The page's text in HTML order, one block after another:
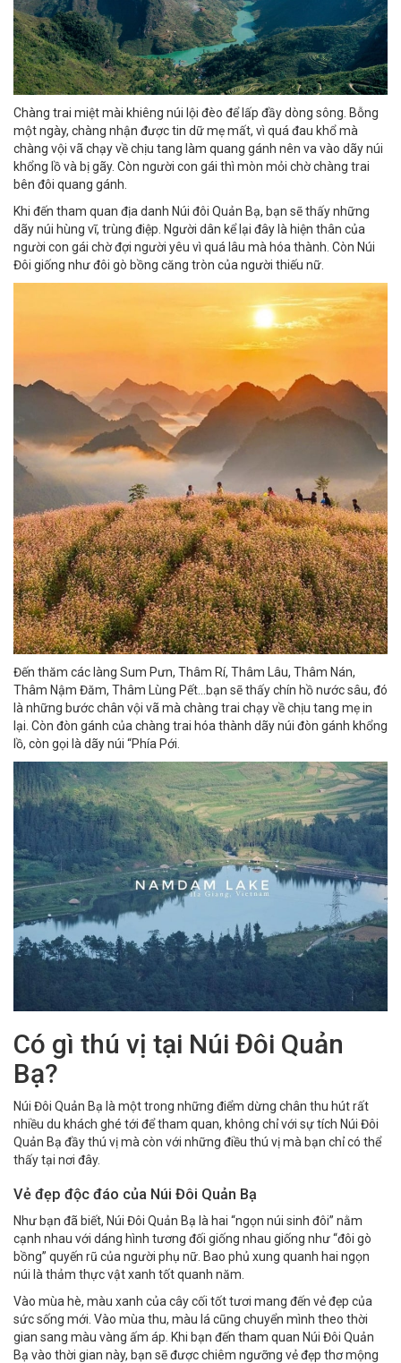
Chàng trai miệt mài khiêng núi lội đèo để lấp đầy dòng sông. Bỗng
một ngày, chàng nhận được tin dữ mẹ mất, vì quá đau khổ mà
chàng vội vã chạy về chịu tang làm quang gánh nên va vào dãy núi
khổng lồ và bị gãy. Còn người con gái thì mòn mỏi chờ chàng trai
bên đôi quang gánh.
Khi đến tham quan địa danh Núi đôi Quản Bạ, bạn sẽ thấy những
dãy núi hùng vĩ, trùng điệp. Người dân kể lại đây là hiện thân của
người con gái chờ đợi người yêu vì quá lâu mà hóa thành. Còn Núi
Đôi giống như đôi gò bồng căng tròn của người thiếu nữ.
Đến thăm các làng Sum Pưn, Thâm Rí, Thâm Lâu, Thâm Nán,
Thâm Nậm Đăm, Thâm Lùng Pết…bạn sẽ thấy chín hồ nước sâu, đó
là những bước chân vội vã mà chàng trai chạy về chịu tang mẹ in
lại. Còn đòn gánh của chàng trai hóa thành dãy núi đòn gánh khổng
lồ, còn gọi là dãy núi “Phía Pới.
Có gì thú vị tại Núi Đôi Quản
Bạ?
Núi Đôi Quản Bạ là một trong những điểm dừng chân thu hút rất
nhiều du khách ghé tới để tham quan, không chỉ với sự tích Núi Đôi
Quản Bạ đầy thú vị mà còn với những điều thú vị mà bạn chỉ có thể
thấy tại nơi đây.
Vẻ đẹp độc đáo của Núi Đôi Quản Bạ
Như bạn đã biết, Núi Đôi Quản Bạ là hai “ngọn núi sinh đôi” nằm
cạnh nhau với dáng hình tương đối giống nhau giống như “đôi gò
bồng” quyến rũ của người phụ nữ. Bao phủ xung quanh hai ngọn
núi là thảm thực vật xanh tốt quanh năm.
Vào mùa hè, màu xanh của cây cối tốt tươi mang đến vẻ đẹp của
sức sống mới. Vào mùa thu, màu lá cũng chuyển mình theo thời
gian sang màu vàng ấm áp. Khi bạn đến tham quan Núi Đôi Quản
Bạ vào thời gian này, bạn sẽ được chiêm ngưỡng vẻ đẹp thơ mộng